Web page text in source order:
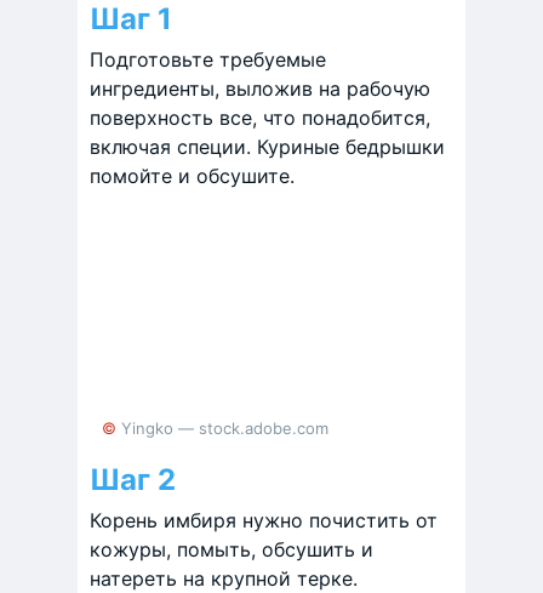
Шаг 1
Подготовьте требуемые
ингредиенты, выложив на рабочую
поверхность все, что понадобится,
включая специи. Куриные бедрышки
помойте и обсушите.
© Yingko — stock.adobe.com
Шаг 2
Корень имбиря нужно почистить от
кожуры, помыть, обсушить и
натереть на крупной терке.